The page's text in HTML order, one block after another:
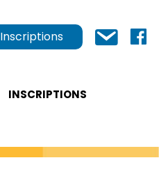
Inscriptions
INSCRIPTIONS